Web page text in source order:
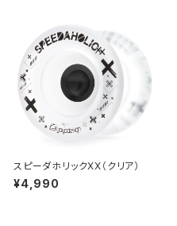
スピーダホリックXX（クリア）
¥4,990